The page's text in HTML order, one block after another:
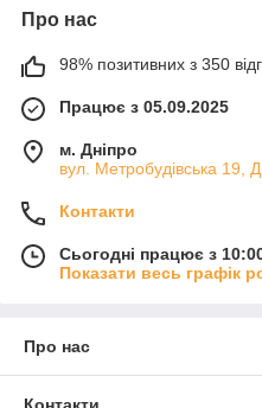
Про нас
98% позитивних з 350
Працює з 05.09.2025
м. Дніпро
вул. Метробудівська 19,
Контакти
Сьогодні працює з
Показати весь графік
Про нас